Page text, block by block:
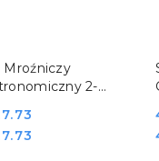
Mroźniczy
2-
DO KOSZYKA